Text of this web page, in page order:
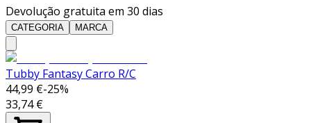
Devolução gratuita em 30 dias
CATEGORIA MARCA
Tubby Fantasy Carro R/C
44,99 €-25%
33,74 €